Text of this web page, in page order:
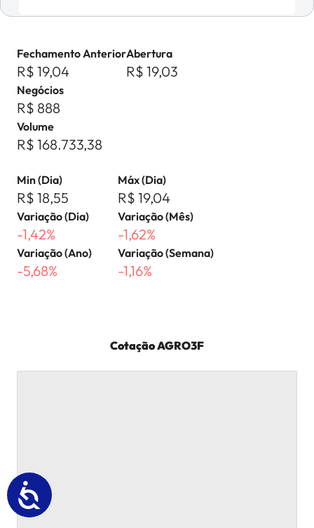
Fechamento Anterior
R$ 19,04
Abertura
R$ 19,03
Negócios
R$ 888
Volume
R$ 168.733,38
Min (Dia)
R$ 18,55
Máx (Dia)
R$ 19,04
Variação (Dia)
-1,42%
Variação (Mês)
-1,62%
Variação (Ano)
-5,68%
Variação (Semana)
-1,16%
CotaçãoAGRO3F